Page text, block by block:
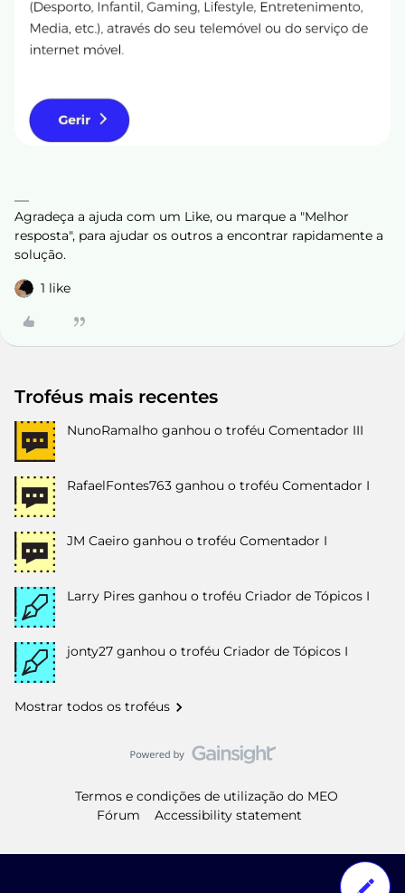
Agradeça a ajuda com um Like, ou marque a "Melhor
resposta", para ajudar os outros a encontrar rapidamente a
solução.
1 like
Troféus mais recentes
NunoRamalho ganhou o troféu Comentador III
RafaelFontes763 ganhou o troféu Comentador I
JM Caeiro ganhou o troféu Comentador I
Larry Pires ganhou o troféu Criador de Tópicos I
jonty27 ganhou o troféu Criador de Tópicos I
Mostrar todos os troféus
Termos e condições de utilização do MEO
Fórum
Accessibility statement